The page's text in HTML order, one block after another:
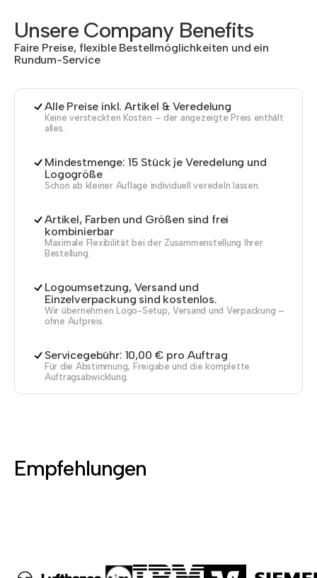
Unsere Company Benefits
Faire Preise, flexible Bestellmöglichkeiten und ein
Rundum-Service
Alle Preise inkl. Artikel & Veredelung
Keine versteckten Kosten – der angezeigte Preis enthält
alles.
Mindestmenge: 15 Stück je Veredelung und
Logogröße
Schon ab kleiner Auflage individuell veredeln lassen.
Artikel, Farben und Größen sind frei
kombinierbar
Maximale Flexibilität bei der Zusammenstellung Ihrer
Bestellung.
Logoumsetzung, Versand und
Einzelverpackung sind kostenlos.
Wir übernehmen Logo-Setup, Versand und Verpackung –
ohne Aufpreis.
Servicegebühr: 10,00 € pro Auftrag
Für die Abstimmung, Freigabe und die komplette
Auftragsabwicklung.
Empfehlungen